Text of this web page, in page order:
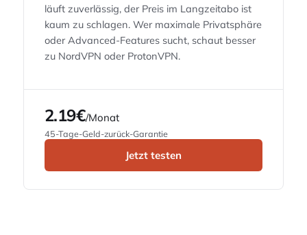
läuft zuverlässig, der Preis im Langzeitabo ist
kaum zu schlagen. Wer maximale Privatsphäre
oder Advanced-Features sucht, schaut besser
zu NordVPN oder ProtonVPN.
2.19€/Monat
45-Tage-Geld-zurück-Garantie
Jetzt testen